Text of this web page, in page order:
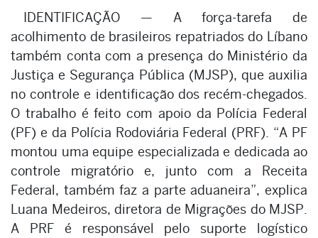
IDENTIFICAÇÃO — A força-tarefa de
acolhimento de brasileiros repatriados do Líbano
também conta com a presença do Ministério da
Justiça e Segurança Pública (MJSP), que auxilia
no controle e identificação dos recém-chegados.
O trabalho é feito com apoio da Polícia Federal
(PF) e da Polícia Rodoviária Federal (PRF). “A PF
montou uma equipe especializada e dedicada ao
controle migratório e, junto com a Receita
Federal, também faz a parte aduaneira”, explica
Luana Medeiros, diretora de Migrações do MJSP.
A PRF é responsável pelo suporte logístico